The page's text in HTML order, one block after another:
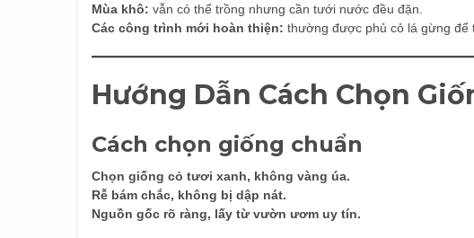
Mùa khô: vẫn có thể trồng nhưng cần tưới nước đều đặn.
Các công trình mới hoàn thiện: thường được phủ cỏ lá gừng để
Hướng Dẫn Cách Chọn
Cách chọn giống chuẩn
Chọn giống cỏ tươi xanh, không vàng úa.
Rễ bám chắc, không bị dập nát.
Nguồn gốc rõ ràng, lấy từ vườn ươm uy tín.